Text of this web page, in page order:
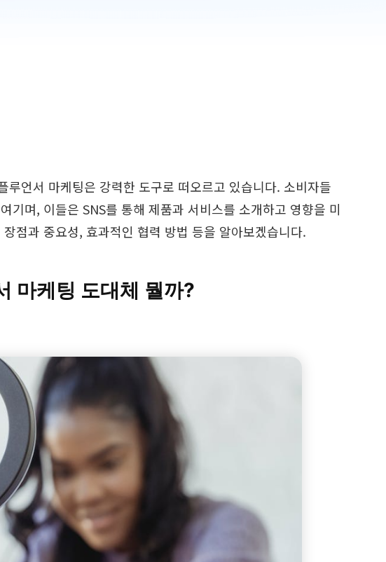
언서 마케팅은 강력한 도구로 떠오르고 있습니다. 소비자들
기며, 이들은 SNS를 통해 제품과 서비스를 소개하고 영향을 미
점과 중요성, 효과적인 협력 방법 등을 알아보겠습니다.
마케팅 도대체 뭘까?